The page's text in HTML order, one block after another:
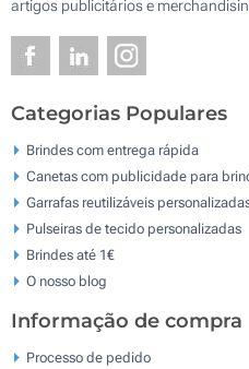
artigos publicitários e
Categorias Populares
Brindes com entrega rápida
Canetas com publicidade para
Garrafas reutilizáveis
Pulseiras de tecido personalizadas
Brindes até 1€
O nosso blog
Informação de compra
Processo de pedido